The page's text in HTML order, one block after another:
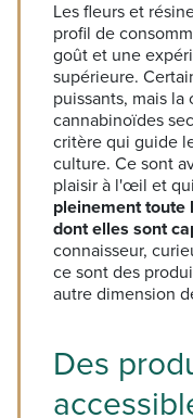
Les fleurs et
profil de
goût et une
supérieure.
puissants, mais
cannabinoïdes
critère qui guide
culture. Ce sont
plaisir à l'œil et qui
pleinement toute
dont elles sont
connaisseur,
ce sont des
autre dimension
Des